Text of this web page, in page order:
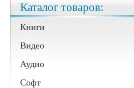
Каталог товаров:
Книги
Видео
Аудио
Софт